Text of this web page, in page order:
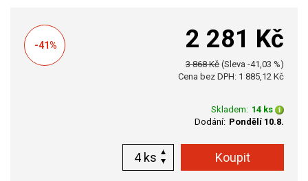
-41% 2 281 Kč
3 868 Kč (Sleva -41,03 %)
Cena bez DPH: 1 885,12 Kč
Skladem: 14 ks
Dodání: Pondělí 10.8.
ks